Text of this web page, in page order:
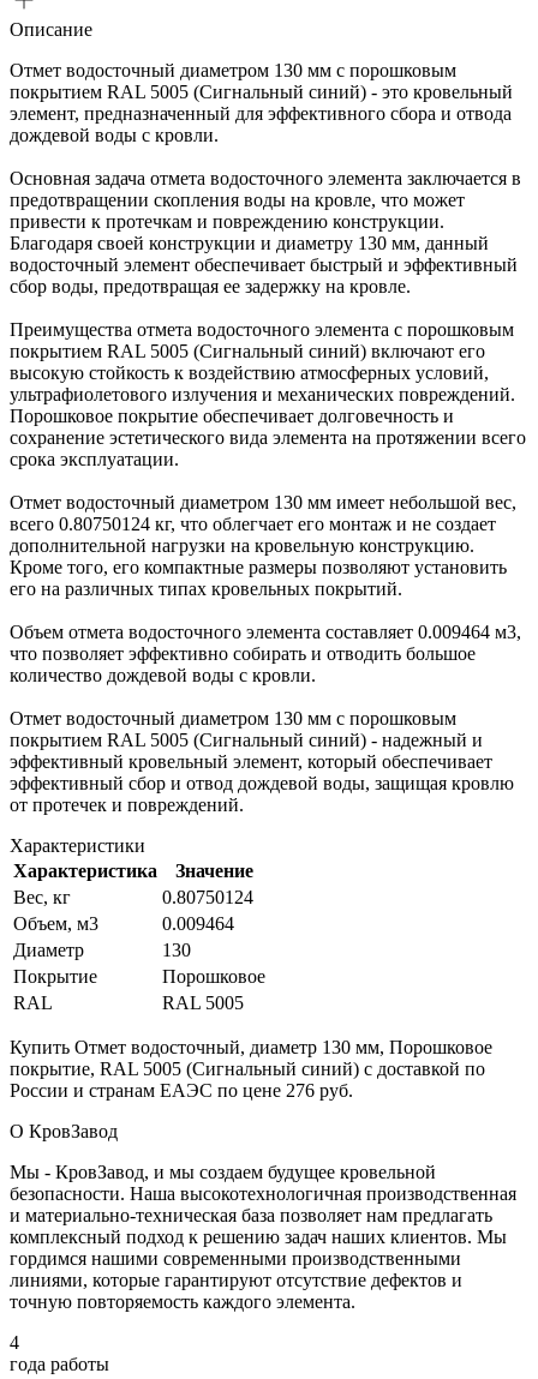
Описание
Отмет водосточный диаметром 130 мм с порошковым
покрытием RAL 5005 (Сигнальный синий) - это кровельный
элемент, предназначенный для эффективного сбора и отвода
дождевой воды с кровли.
Основная задача отмета водосточного элемента заключается в
предотвращении скопления воды на кровле, что может
привести к протечкам и повреждению конструкции.
Благодаря своей конструкции и диаметру 130 мм, данный
водосточный элемент обеспечивает быстрый и эффективный
сбор воды, предотвращая ее задержку на кровле.
Преимущества отмета водосточного элемента с порошковым
покрытием RAL 5005 (Сигнальный синий) включают его
высокую стойкость к воздействию атмосферных условий,
ультрафиолетового излучения и механических повреждений.
Порошковое покрытие обеспечивает долговечность и
сохранение эстетического вида элемента на протяжении всего
срока эксплуатации.
Отмет водосточный диаметром 130 мм имеет небольшой вес,
всего 0.80750124 кг, что облегчает его монтаж и не создает
дополнительной нагрузки на кровельную конструкцию.
Кроме того, его компактные размеры позволяют установить
его на различных типах кровельных покрытий.
Объем отмета водосточного элемента составляет 0.009464 м3,
что позволяет эффективно собирать и отводить большое
количество дождевой воды с кровли.
Отмет водосточный диаметром 130 мм с порошковым
покрытием RAL 5005 (Сигнальный синий) - надежный и
эффективный кровельный элемент, который обеспечивает
эффективный сбор и отвод дождевой воды, защищая кровлю
от протечек и повреждений.
Характеристики
Характеристика
Значение
Вес, кг
0.80750124
Объем, м3
0.009464
Диаметр
130
Покрытие
Порошковое
RAL
RAL 5005
Купить Отмет водосточный, диаметр 130 мм, Порошковое
покрытие, RAL 5005 (Сигнальный синий) с доставкой по
России и странам ЕАЭС по цене 276 руб.
О КровЗавод
Мы - КровЗавод, и мы создаем будущее кровельной
безопасности. Наша высокотехнологичная производственная
и материально-техническая база позволяет нам предлагать
комплексный подход к решению задач наших клиентов. Мы
гордимся нашими современными производственными
линиями, которые гарантируют отсутствие дефектов и
точную повторяемость каждого элемента.
4
года работы